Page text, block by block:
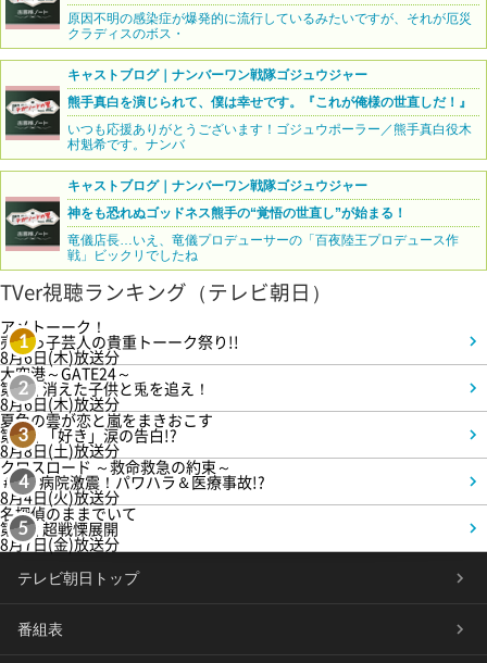
原因不明の感染症が爆発的に流行しているみたいですが、それが厄災
クラディスのボス・
キャストブログ｜ナンバーワン戦隊ゴジュウジャー
熊手真白を演じられて、僕は幸せです。『これが俺様の世直しだ！』
いつも応援ありがとうございます！ゴジュウポーラー／熊手真白役木
村魁希です。ナンバ
キャストブログ｜ナンバーワン戦隊ゴジュウジャー
神をも恐れぬゴッドネス熊手の“覚悟の世直し”が始まる！
竜儀店長…いえ、竜儀プロデューサーの「百夜陸王プロデュース作
戦」ビックリでしたね
TVer視聴ランキング（テレビ朝日）
1
アメトーーク！
売れっ子芸人の貴重トーーク祭り!!
8月6日(木)放送分
2
大空港～GATE24～
第3話 消えた子供と兎を追え！
8月6日(木)放送分
3
夏色の雲が恋と嵐をまきおこす
第5話 「好き」涙の告白!?
8月8日(土)放送分
4
クロスロード ～救命救急の約束～
＃5 病院激震！パワハラ＆医療事故!?
8月4日(火)放送分
5
名探偵のままでいて
第4話 超戦慄展開
8月7日(金)放送分
テレビ朝日トップ
番組表